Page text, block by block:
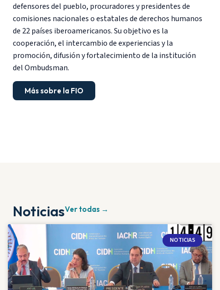
defensores del pueblo, procuradores y presidentes de
comisiones nacionales o estatales de derechos humanos
de 22 países iberoamericanos. Su objetivo es la
cooperación, el intercambio de experiencias y la
promoción, difusión y fortalecimiento de la institución
del Ombudsman.
Más sobre la FIO
NoticiasVer todas →
NOTICIAS